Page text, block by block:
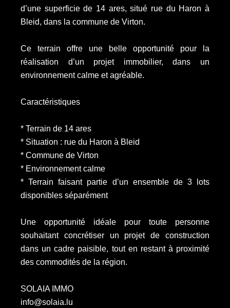
d’une superficie de 14 ares, situé rue du Haron à
Bleid, dans la commune de Virton.
Ce terrain offre une belle opportunité pour la
réalisation d’un projet immobilier, dans un
environnement calme et agréable.
Caractéristiques
* Terrain de 14 ares
* Situation : rue du Haron à Bleid
* Commune de Virton
* Environnement calme
* Terrain faisant partie d’un ensemble de 3 lots
disponibles séparément
Une opportunité idéale pour toute personne
souhaitant concrétiser un projet de construction
dans un cadre paisible, tout en restant à proximité
des commodités de la région.
SOLAIA IMMO
info@solaia.lu